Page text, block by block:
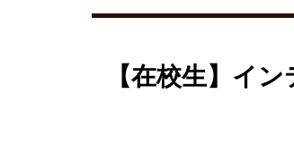
【在校生】イ